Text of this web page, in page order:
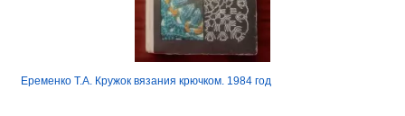
Еременко Т.А. Кружок вязания крючком. 1984 год